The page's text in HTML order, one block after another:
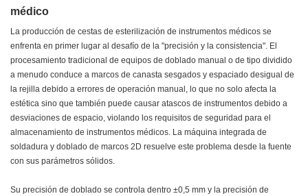
médico
La producción de cestas de esterilización de instrumentos médicos se
enfrenta en primer lugar al desafío de la "precisión y la consistencia". El
procesamiento tradicional de equipos de doblado manual o de tipo dividido
a menudo conduce a marcos de canasta sesgados y espaciado desigual de
la rejilla debido a errores de operación manual, lo que no solo afecta la
estética sino que también puede causar atascos de instrumentos debido a
desviaciones de espacio, violando los requisitos de seguridad para el
almacenamiento de instrumentos médicos. La máquina integrada de
soldadura y doblado de marcos 2D resuelve este problema desde la fuente
con sus parámetros sólidos.
Su precisión de doblado se controla dentro ±0,5 mm y la precisión de